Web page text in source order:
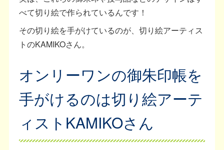
べて切り絵で作られているんです！
その切り絵を手がけているのが、切り絵アーティス
トのKAMIKOさん。
オンリーワンの御朱印帳を
手がけるのは切り絵アーテ
ィストKAMIKOさん